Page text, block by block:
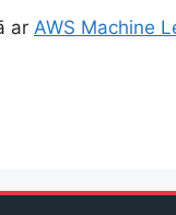
ar AWS Machine